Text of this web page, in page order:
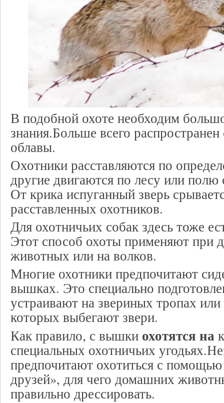
В подобной охоте необходим
знания.Больше всего
облавы.
Охотники расставляются по
другие двигаются по лесу или
От крика испуганный зверь
расставленных охотников.
Для охотничьих собак здесь тоже
Этот способ охоты применяют при
животных или на волков.
Многие охотники предпочитают
вышках. Это специально
устраивают на звериных тропах
которых выбегают звери.
Как правило, с вышки охотятся на
специальных охотничьих
предпочитают охотиться с
друзей», для чего домашних
правильно дрессировать.